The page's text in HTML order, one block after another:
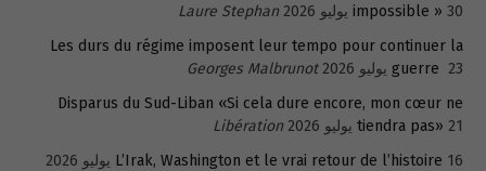
impossible » 30 يوليو 2026
Laure Stephan
Les durs du régime imposent leur tempo pour continuer la
guerre 23 يوليو 2026
Georges Malbrunot
Disparus du Sud-Liban «Si cela dure encore, mon cœur ne
tiendra pas» 21 يوليو 2026
Libération
L’Irak, Washington et le vrai retour de l’histoire 16 يوليو 2026